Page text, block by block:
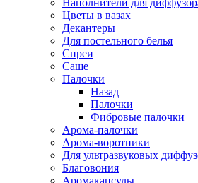
Наполнители для
Цветы в вазах
Декантеры
Для постельного белья
Спреи
Саше
Палочки
Назад
Палочки
Фибровые палочки
Арома-палочки
Арома-воротники
Для ультразвуковых
Благовония
Аромакапсулы